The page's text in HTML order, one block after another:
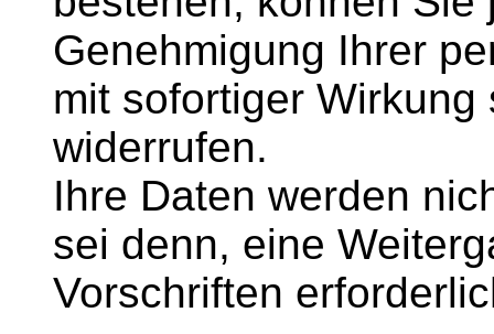
Genehmigung Ihrer
mit sofortiger
widerrufen.
Ihre Daten werden
sei denn, eine
Vorschriften